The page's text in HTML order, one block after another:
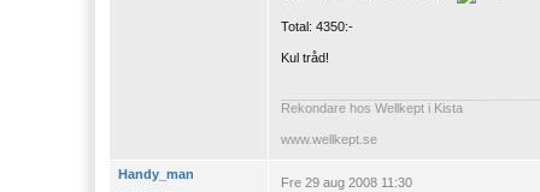
Total: 4350:-
Kul tråd!
Rekondare hos Wellkept i Kista
www.wellkept.se
Handy_man
Fre 29 aug 2008 11:30